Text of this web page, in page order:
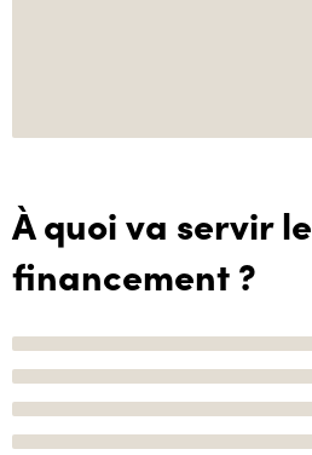
À quoi va servir le
financement ?